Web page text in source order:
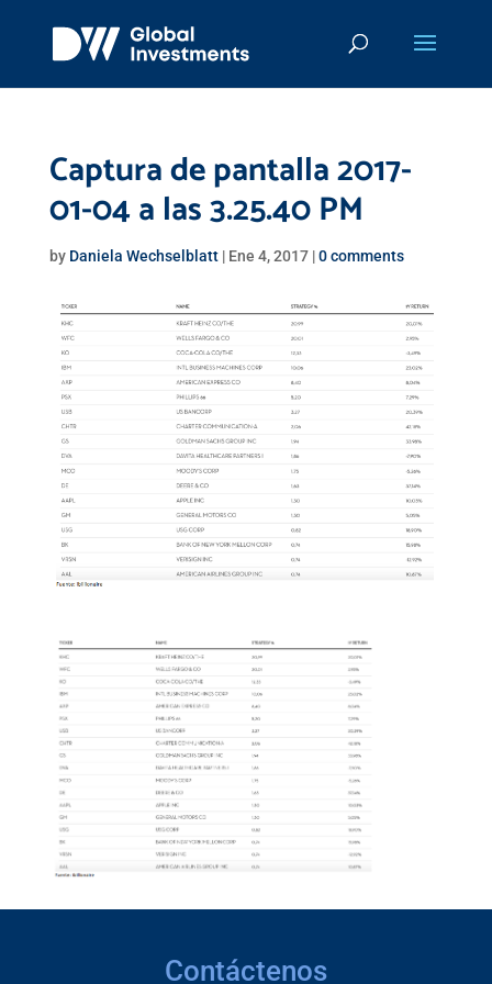
Captura de pantalla 2017-
01-04 a las 3.25.40 PM
by Daniela Wechselblatt| Ene 4, 2017|0 comments
Contáctenos